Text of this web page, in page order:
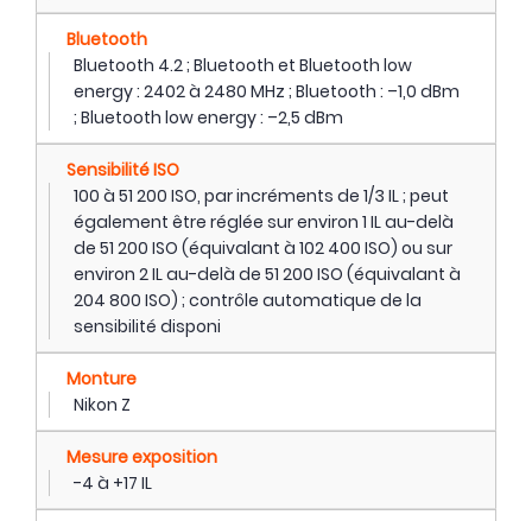
Bluetooth
Bluetooth 4.2 ; Bluetooth et Bluetooth low
energy : 2402 à 2480 MHz ; Bluetooth : –1,0 dBm
; Bluetooth low energy : –2,5 dBm
Sensibilité ISO
100 à 51 200 ISO, par incréments de 1/3 IL ; peut
également être réglée sur environ 1 IL au-delà
de 51 200 ISO (équivalant à 102 400 ISO) ou sur
environ 2 IL au-delà de 51 200 ISO (équivalant à
204 800 ISO) ; contrôle automatique de la
sensibilité disponi
Monture
Nikon Z
Mesure exposition
-4 à +17 IL